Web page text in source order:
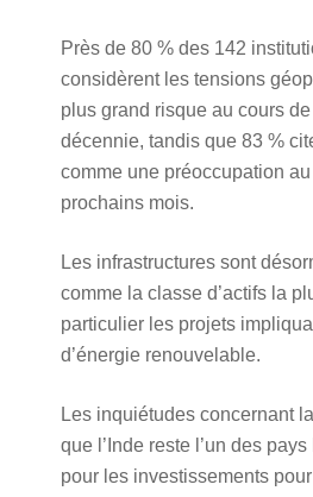
Près de 80 % des 142
considèrent les tensions
plus grand risque au cours
décennie, tandis que 83 %
comme une préoccupation
prochains mois.
Les infrastructures sont
comme la classe d’actifs la
particulier les projets
d’énergie renouvelable.
Les inquiétudes concernant
que l’Inde reste l’un des
pour les investissements